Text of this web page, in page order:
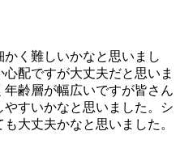
く難しいかなと思いまし
配ですが大丈夫だと思いま
齢層が幅広いですが皆さん
すいかなと思いました。シ
大丈夫かなと思いました。